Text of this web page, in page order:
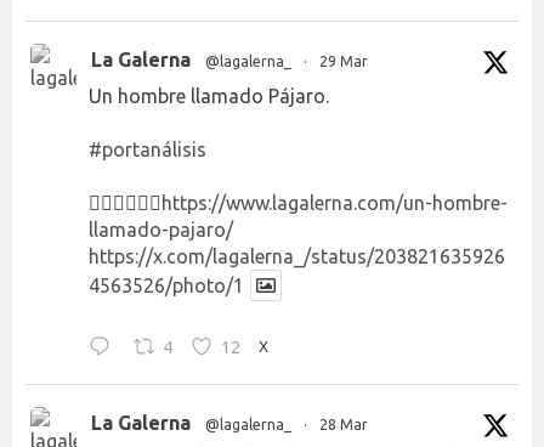
La Galerna @lagalerna_ · 29 Mar
Un hombre llamado Pájaro.
#portanálisis
👉🏻👉🏻👉🏻 https://www.lagalerna.com/un-hombre-
llamado-pajaro/
https://x.com/lagalerna_/status/203821635926
4563526/photo/1
4 12 X
La Galerna @lagalerna_ · 28 Mar